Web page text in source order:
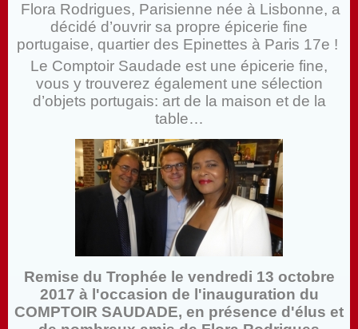
Flora Rodrigues, Parisienne née à Lisbonne, a
décidé d’ouvrir sa propre épicerie fine
portugaise, quartier des Epinettes à Paris 17e !
Le Comptoir Saudade est une épicerie fine,
vous y trouverez également une sélection
d’objets portugais: art de la maison et de la
table…
Remise du Trophée le vendredi 13 octobre
2017 à l'occasion de l'inauguration du
COMPTOIR SAUDADE, en présence d'élus et